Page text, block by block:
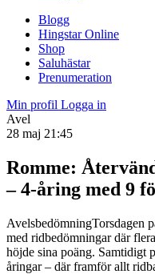
Blogg
Hingstar Online
Shop
Saluhästar
Prenumeration
Min profil Logga in
Avel
28 maj 21:45
Romme:
– 4-åring med 9
AvelsbedömningTorsdagen
med ridbedömningar där
höjde sina poäng. Samtidigt
åringar – där framför allt